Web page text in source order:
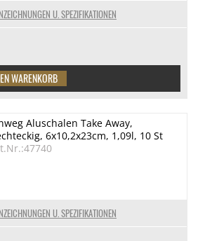
U. SPEZIFIKATIONEN
U. SPEZIFIKATIONEN
Aluschalen Take Away,
6x10,2x23cm, 1,09l, 10 St